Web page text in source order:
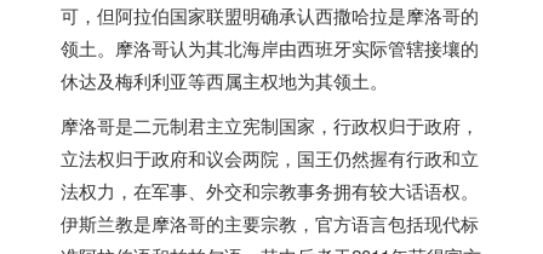
可，但阿拉伯国家联盟明确承认西撒哈拉是摩洛哥的
领土。摩洛哥认为其北海岸由西班牙实际管辖接壤的
休达及梅利利亚等西属主权地为其领土。
摩洛哥是二元制君主立宪制国家，行政权归于政府，
立法权归于政府和议会两院，国王仍然握有行政和立
法权力，在军事、外交和宗教事务拥有较大话语权。
伊斯兰教是摩洛哥的主要宗教，官方语言包括现代标